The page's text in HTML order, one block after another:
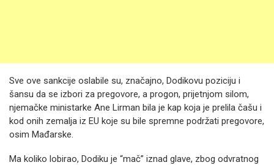
Sve ove sankcije oslabile su, značajno, Dodikovu poziciju i
šansu da se izbori za pregovore, a progon, prijetnjom silom,
njemačke ministarke Ane Lirman bila je kap koja je prelila čašu i
kod onih zemalja iz EU koje su bile spremne podržati pregovore,
osim Mađarske.
Ma koliko lobirao, Dodiku je “mač” iznad glave, zbog odvratnog